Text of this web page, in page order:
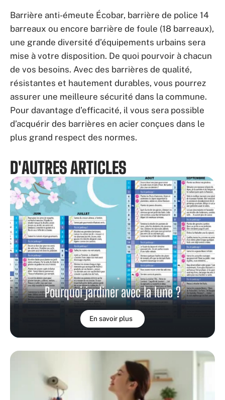
Barrière anti-émeute Écobar, barrière de police 14
barreaux ou encore barrière de foule (18 barreaux),
une grande diversité d’équipements urbains sera
mise à votre disposition. De quoi pourvoir à chacun
de vos besoins. Avec des barrières de qualité,
résistantes et hautement durables, vous pourrez
assurer une meilleure sécurité dans la commune.
Pour davantage d’efficacité, il vous sera possible
d’acquérir des barrières en acier conçues dans le
plus grand respect des normes.
D'AUTRES ARTICLES
Pourquoi jardiner avec la lune ?
En savoir plus